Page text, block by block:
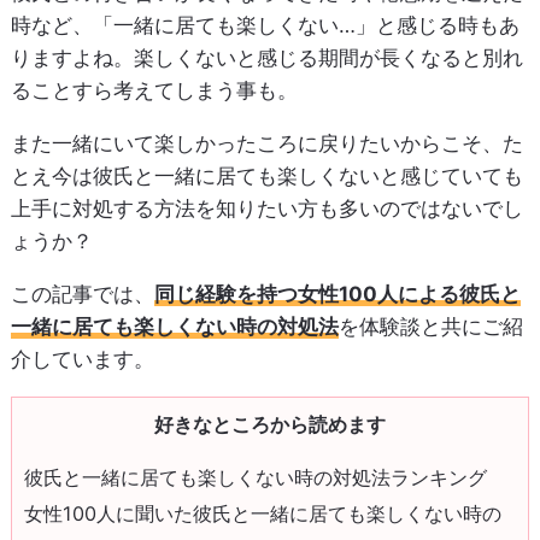
時など、「一緒に居ても楽しくない…」と感じる時もあ
りますよね。楽しくないと感じる期間が長くなると別れ
ることすら考えてしまう事も。
また一緒にいて楽しかったころに戻りたいからこそ、た
とえ今は彼氏と一緒に居ても楽しくないと感じていても
上手に対処する方法を知りたい方も多いのではないでし
ょうか？
この記事では、
同じ経験を持つ女性100人による彼氏と
一緒に居ても楽しくない時の対処法を体験談と共にご紹
介しています。
好きなところから読めます
彼氏と一緒に居ても楽しくない時の対処法ランキング
女性100人に聞いた彼氏と一緒に居ても楽しくない時の